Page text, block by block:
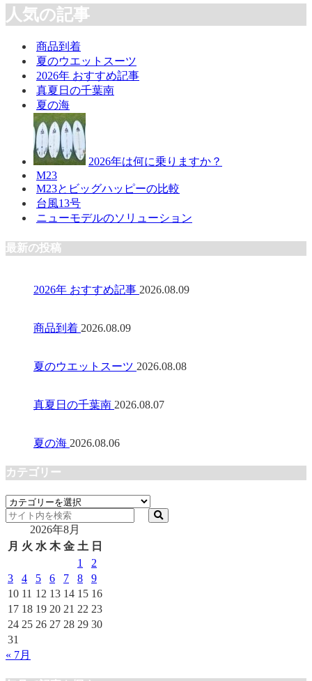
人気の記事
商品到着
夏のウエットスーツ
2026年 おすすめ記事
真夏日の千葉南
夏の海
2026年は何に乗りますか？
M23
M23とビッグハッピーの比較
台風13号
ニューモデルのソリューション
最新の投稿
2026年 おすすめ記事 2026.08.09
商品到着 2026.08.09
夏のウエットスーツ 2026.08.08
真夏日の千葉南 2026.08.07
夏の海 2026.08.06
カテゴリー
カ
テ
リ
2026年8月
月 火 水 木 金 土 日
1
2
3
4 5 6 7 8
9
10 11 12 13 14 15 16
17 18 19 20 21 22 23
24 25 26 27 28 29 30
31
« 7月